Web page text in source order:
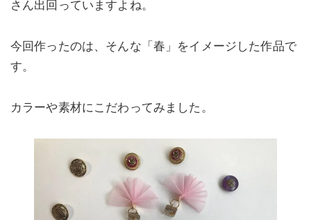
さん出回っていますよね。
今回作ったのは、そんな「春」をイメージした作品で
す。
カラーや素材にこだわってみました。